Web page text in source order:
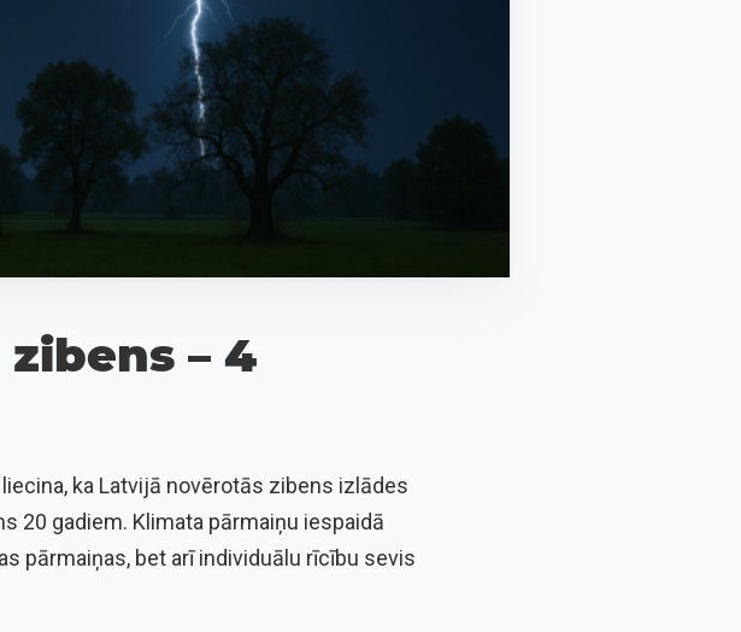
– 4
ka Latvijā novērotās zibens izlādes
20 gadiem. Klimata pārmaiņu iespaidā
pārmaiņas, bet arī individuālu rīcību sevis